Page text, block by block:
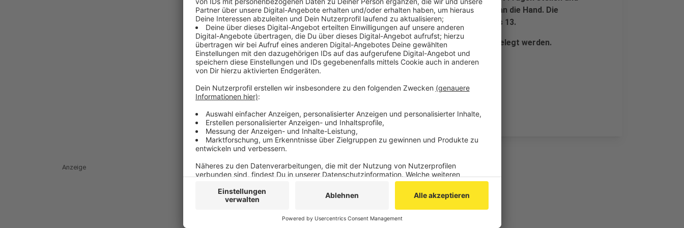
bekommen zur anschließenden Vertiefung weitere Übungen an die Hand. Die
kostenlosen Crashkurse gibt es für Schüler der Klassen 5 bis 13.
Anmeldungen sindHIERmöglich. Es können mehrere Kurse belegt werden.
Veröffentlicht:Donnerstag, 15.04.2021 11:12
Anzeige
Anzeige